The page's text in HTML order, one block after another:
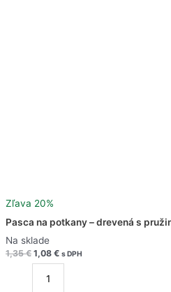
Zľava 20%
Pasca na potkany – drevená s
Na sklade
1,35€ 1,08 € s DPH